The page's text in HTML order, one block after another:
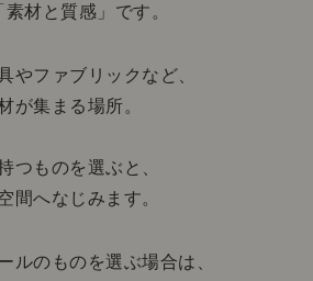
材と質感」です。
やファブリックなど、
が集まる場所。
つものを選ぶと、
間へなじみます。
ルのものを選ぶ場合は、